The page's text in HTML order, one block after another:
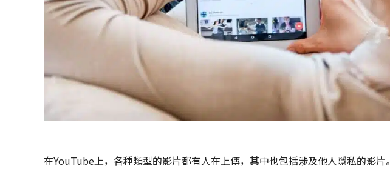
在YouTube上，各種類型的影片都有人在上傳，其中也包括涉及他人隱私的影片。